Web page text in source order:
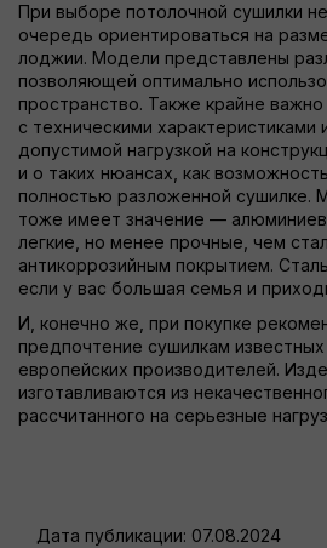
При выборе потолочной сушилки
очередь ориентироваться на
лоджии. Модели представлены
позволяющей оптимально
пространство. Также крайне
с техническими характеристиками
допустимой нагрузкой на
и о таких нюансах, как
полностью разложенной сушилке.
тоже имеет значение —
легкие, но менее прочные, чем
антикоррозийным покрытием.
если у вас большая семья и
И, конечно же, при покупке
предпочтение сушилкам
европейских производителей.
изготавливаются из
рассчитанного на серьезные
Дата публикации: 07.08.2024